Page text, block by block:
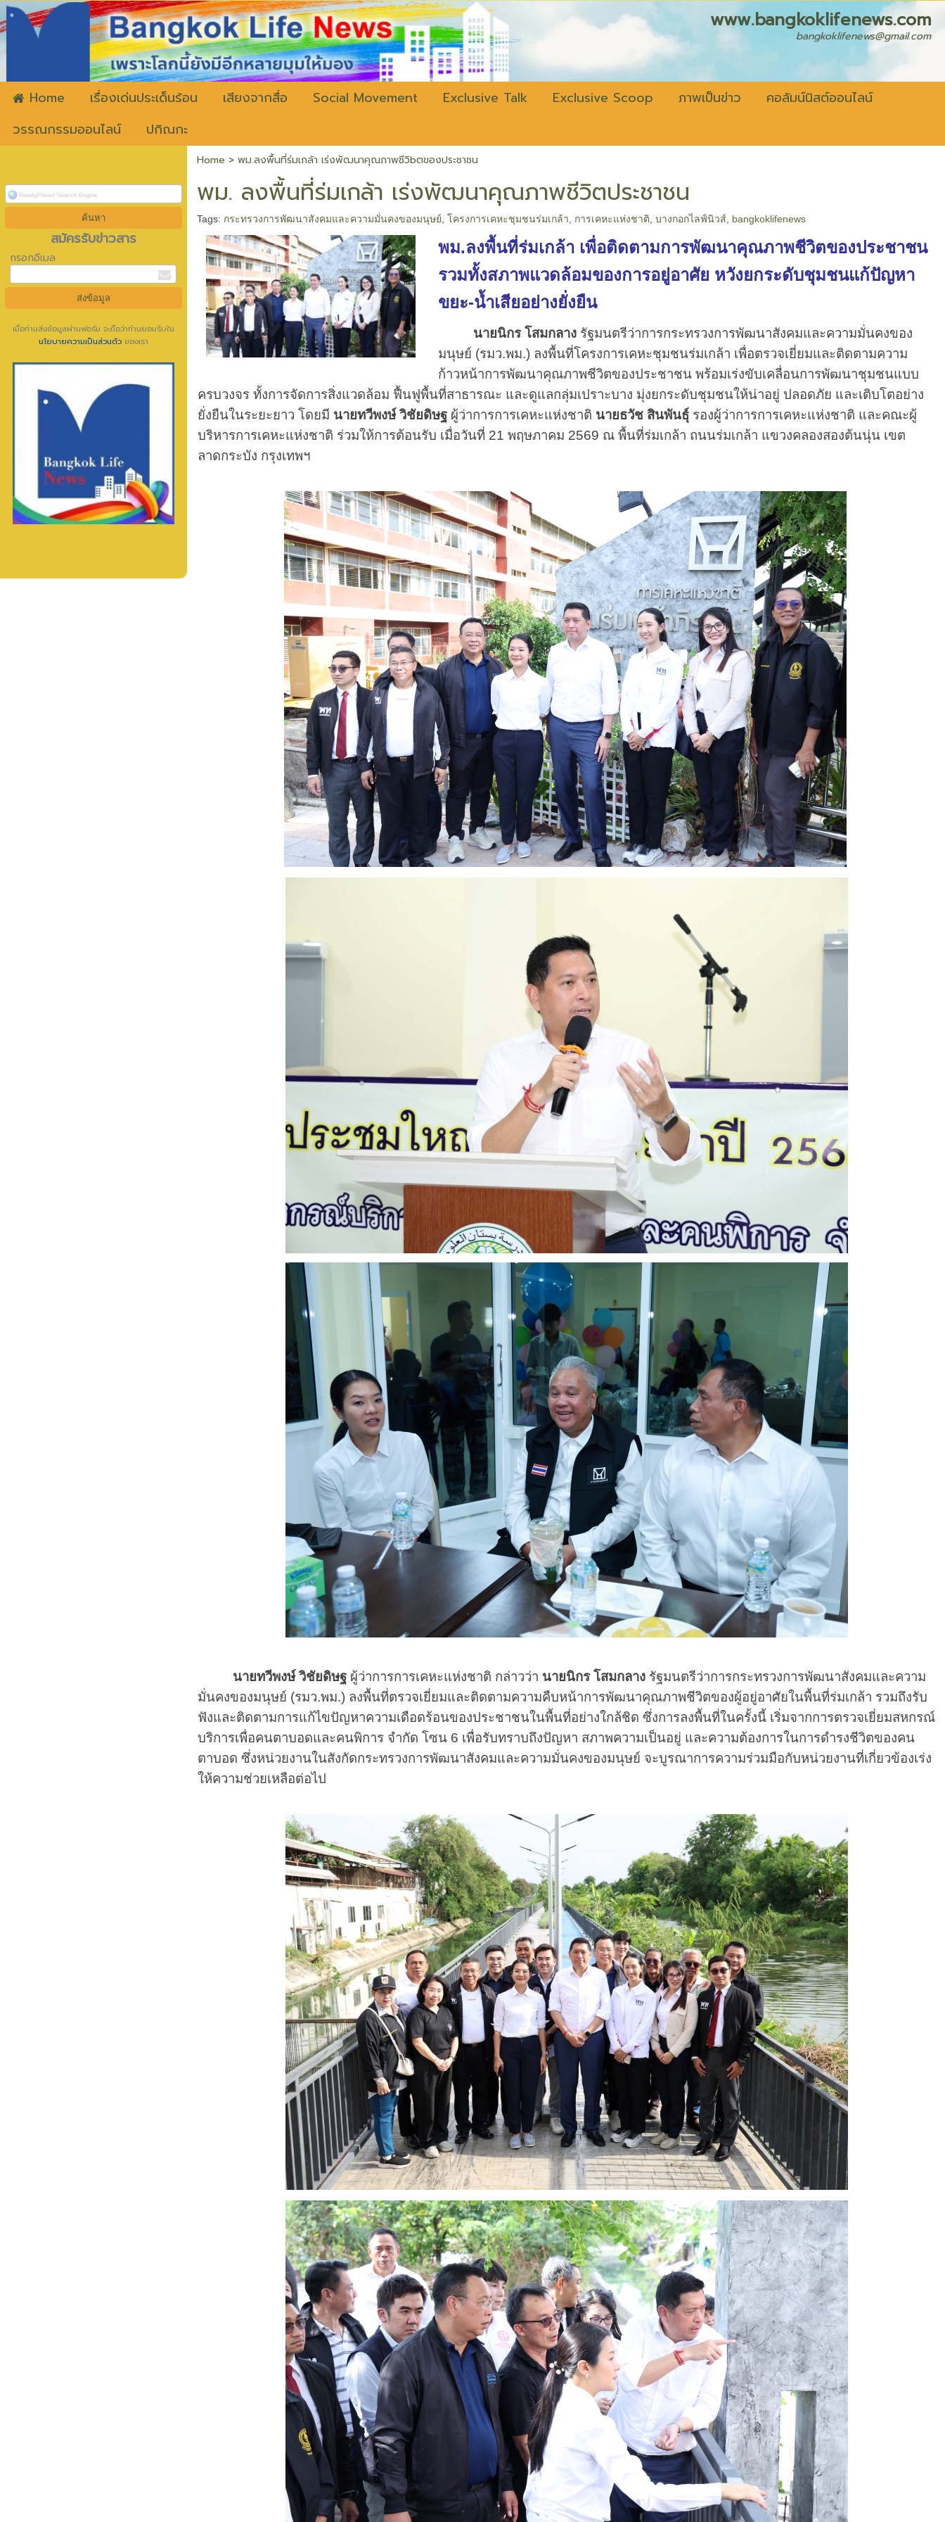
www.bangkoklifenews.com
bangkoklifenews@gmail.com
Home เรื่องเด่นประเด็นร้อน เสียงจากสื่อ Social Movement Exclusive Talk Exclusive Scoop ภาพเป็นข่าว
คอลัมน์นิสต์ออนไลน์
วรรณกรรมออนไลน์
ปกิณกะ
สมัครรับข่าวสาร
กรอกอีเมล
เมื่อท่านส่งข้อมูลผ่านฟอร์ม จะถือว่าท่านยอมรับใน
นโยบายความเป็นส่วนตัว ของเรา
Home > พม.ลงพื้นที่ร่มเกล้า เร่งพัฒนาคุณภาพชีวิbตของประชาชน
พม. ลงพื้นที่ร่มเกล้า เร่งพัฒนาคุณภาพชีวิตประชาชน
Tags: กระทรวงการพัฒนาสังคมและความมั่นคงของมนุษย์ ,โครงการเคหะชุมชนร่มเกล้า การเคหะแห่งชาติ ,บางกอกไลฟ์นิวส์ bangkoklifenews
พม.ลงพื้นที่ร่มเกล้า เพื่อติดตามการพัฒนาคุณภาพชีวิตของประชาชน
รวมทั้งสภาพแวดล้อมของการอยู่อาศัย หวังยกระดับชุมชนแก้ปัญหา
ขยะ-น้ำเสียอย่างยั่งยืน
นายนิกร โสมกลางรัฐมนตรีว่าการกระทรวงการพัฒนาสังคมและความมั่นคงของ
มนุษย์ (รมว.พม.) ลงพื้นที่โครงการเคหะชุมชนร่มเกล้า เพื่อตรวจเยี่ยมและติดตามความ
ก้าวหน้าการพัฒนาคุณภาพชีวิตของประชาชน พร้อมเร่งขับเคลื่อนการพัฒนาชุมชนแบบ
ครบวงจร ทั้งการจัดการสิ่งแวดล้อม ฟื้นฟูพื้นที่สาธารณะ และดูแลกลุ่มเปราะบาง มุ่งยกระดับชุมชนให้น่าอยู่ ปลอดภัย และเติบโตอย่าง
ยั่งยืนในระยะยาว โดยมี นายทวีพงษ์ วิชัยดิษฐผู้ว่าการการเคหะแห่งชาติ นายธวัช สินพันธุ์รองผู้ว่าการการเคหะแห่งชาติ และคณะผู้
บริหารการเคหะแห่งชาติ ร่วมให้การต้อนรับ เมื่อวันที่ 21 พฤษภาคม 2569 ณ พื้นที่ร่มเกล้า ถนนร่มเกล้า แขวงคลองสองต้นนุ่น เขต
ลาดกระบัง กรุงเทพฯ
นายทวีพงษ์ วิชัยดิษฐผู้ว่าการการเคหะแห่งชาติ กล่าวว่า นายนิกร โสมกลางรัฐมนตรีว่าการกระทรวงการพัฒนาสังคมและความ
มั่นคงของมนุษย์ (รมว.พม.) ลงพื้นที่ตรวจเยี่ยมและติดตามความคืบหน้าการพัฒนาคุณภาพชีวิตของผู้อยู่อาศัยในพื้นที่ร่มเกล้า รวมถึงรับ
ฟังและติดตามการแก้ไขปัญหาความเดือดร้อนของประชาชนในพื้นที่อย่างใกล้ชิด ซึ่งการลงพื้นที่ในครั้งนี้ เริ่มจากการตรวจเยี่ยมสหกรณ์
บริการเพื่อคนตาบอดและคนพิการ จำกัด โซน 6 เพื่อรับทราบถึงปัญหา สภาพความเป็นอยู่ และความต้องการในการดำรงชีวิตของคน
ตาบอด ซึ่งหน่วยงานในสังกัดกระทรวงการพัฒนาสังคมและความมั่นคงของมนุษย์ จะบูรณาการความร่วมมือกับหน่วยงานที่เกี่ยวข้องเร่ง
ให้ความช่วยเหลือต่อไป